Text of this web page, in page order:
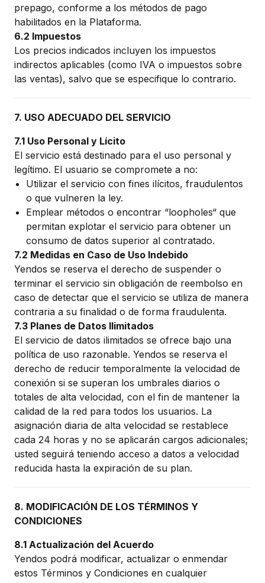
prepago, conforme a los métodos de pago
habilitados en la Plataforma.
6.2 Impuestos
Los precios indicados incluyen los impuestos
indirectos aplicables (como IVA o impuestos sobre
las ventas), salvo que se especifique lo contrario.
7. USO ADECUADO DEL SERVICIO
7.1 Uso Personal y Lícito
El servicio está destinado para el uso personal y
legítimo. El usuario se compromete a no:
Utilizar el servicio con fines ilícitos, fraudulentos
o que vulneren la ley.
Emplear métodos o encontrar “loopholes“ que
permitan explotar el servicio para obtener un
consumo de datos superior al contratado.
7.2 Medidas en Caso de Uso Indebido
Yendos se reserva el derecho de suspender o
terminar el servicio sin obligación de reembolso en
caso de detectar que el servicio se utiliza de manera
contraria a su finalidad o de forma fraudulenta.
7.3 Planes de Datos Ilimitados
El servicio de datos ilimitados se ofrece bajo una
política de uso razonable. Yendos se reserva el
derecho de reducir temporalmente la velocidad de
conexión si se superan los umbrales diarios o
totales de alta velocidad, con el fin de mantener la
calidad de la red para todos los usuarios. La
asignación diaria de alta velocidad se restablece
cada 24 horas y no se aplicarán cargos adicionales;
usted seguirá teniendo acceso a datos a velocidad
reducida hasta la expiración de su plan.
8. MODIFICACIÓN DE LOS TÉRMINOS Y
CONDICIONES
8.1 Actualización del Acuerdo
Yendos podrá modificar, actualizar o enmendar
estos Términos y Condiciones en cualquier